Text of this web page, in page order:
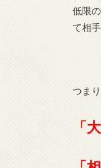
低限
て相
つま
「